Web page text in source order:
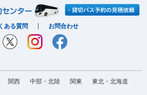
ある質問 お問合わせ
関西 中部・北陸 関東 東北・北海道